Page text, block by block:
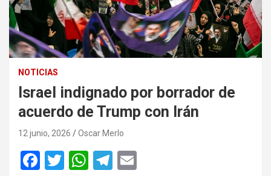
NOTICIAS
Israel indignado por borrador de
acuerdo de Trump con Irán
12 junio, 2026 Oscar Merlo
F
T
W
T